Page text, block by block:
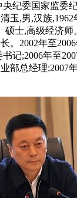
纪委国家监委
玉,男,汉族
硕士,高级经济师
。2002年至
记;2006年至
部总经理;2007